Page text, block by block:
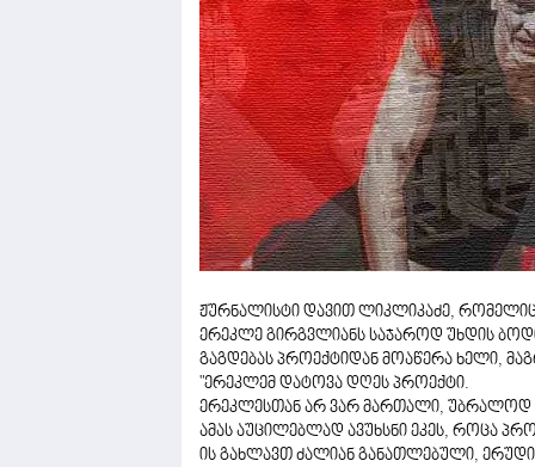
ჟურნალისტი დავით ლიკლიკაძე,
ერეკლე გირგვლიანს საჯაროდ უხდის
გაგდებას პროექტიდან მოაწერა ხელი,
"ერეკლემ დატოვა დღეს პროექტი.
ერეკლესთან არ ვარ მართალი, უბრალოდ
ამას აუცილებლად ავუხსნი ეკეს, როცა
ის გახლავთ ძალიან განათლებული,